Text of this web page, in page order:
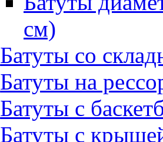
см)
Батуты со
Батуты на
Батуты с
Батуты с